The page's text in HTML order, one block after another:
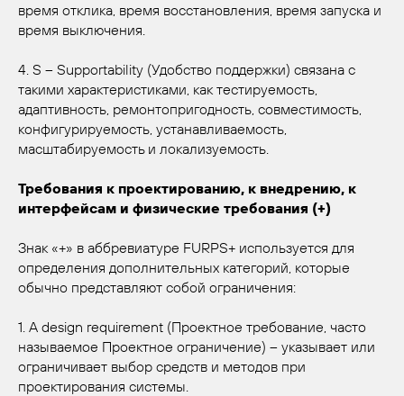
время отклика, время восстановления, время запуска и
время выключения.
4. S – Supportability (Удобство поддержки) связана с
такими характеристиками, как тестируемость,
адаптивность, ремонтопригодность, совместимость,
конфигурируемость, устанавливаемость,
масштабируемость и локализуемость.
Требования к проектированию, к внедрению, к
интерфейсам и физические требования (+)
Знак «+» в аббревиатуре FURPS+ используется для
определения дополнительных категорий, которые
обычно представляют собой ограничения:
1. A design requirement (Проектное требование, часто
называемое Проектное ограничение) – указывает или
ограничивает выбор средств и методов при
проектирования системы.